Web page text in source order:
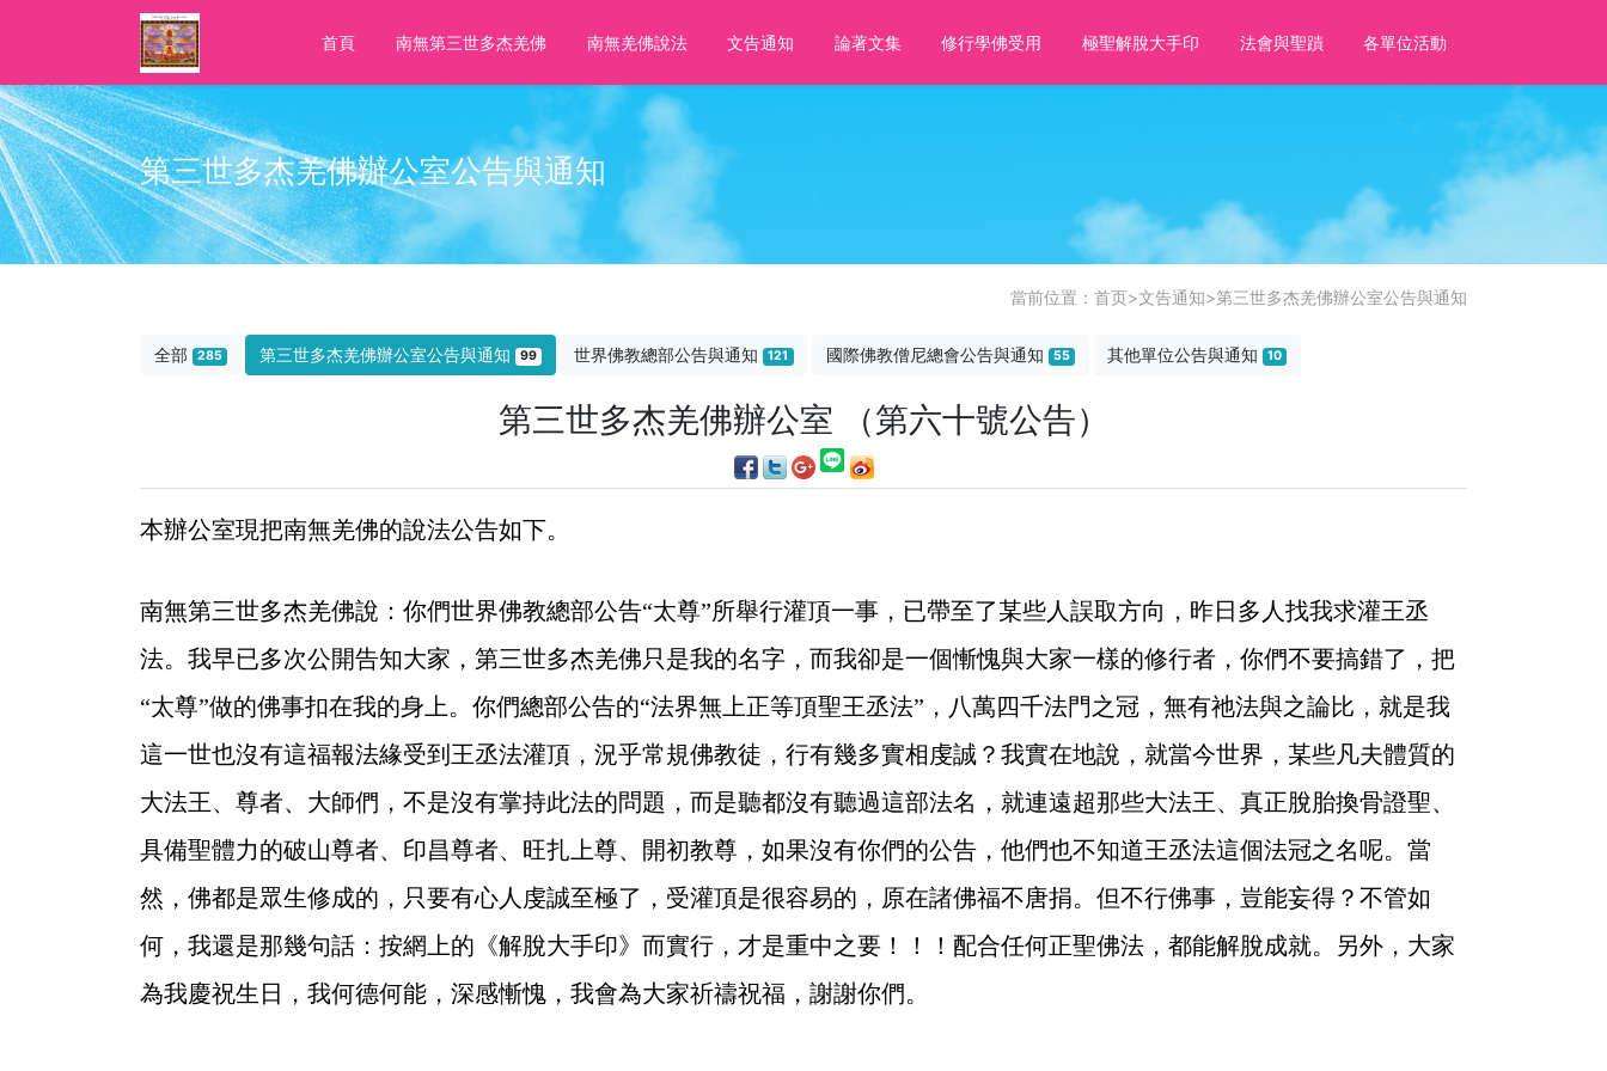
首頁 南無第三世多杰羌佛 南無羌佛說法 文告通知 論著文集 修行學佛受用 極聖解脫大手印 法會與聖蹟 各單位活動
第三世多杰羌佛辦公室公告與通知
當前位置： 首页>文告通知>第三世多杰羌佛辦公室公告與通知
全部 285 第三世多杰羌佛辦公室公告與通知 99 世界佛教總部公告與通知 121 國際佛教僧尼總會公告與通知 55 其他單位公告與通知 10
第三世多杰羌佛辦公室 （第六十號公告）
本辦公室現把南無羌佛的說法公告如下。
南無第三世多杰羌佛說：你們世界佛教總部公告“太尊”所舉行灌頂一事，已帶至了某些人誤取方向，昨日多人找我求灌王丞
法。我早已多次公開告知大家，第三世多杰羌佛只是我的名字，而我卻是一個慚愧與大家一樣的修行者，你們不要搞錯了，把
“太尊”做的佛事扣在我的身上。你們總部公告的“法界無上正等頂聖王丞法”，八萬四千法門之冠，無有祂法與之論比，就是我
這一世也沒有這福報法緣受到王丞法灌頂，況乎常規佛教徒，行有幾多實相虔誠？我實在地說，就當今世界，某些凡夫體質的
大法王、尊者、大師們，不是沒有掌持此法的問題，而是聽都沒有聽過這部法名，就連遠超那些大法王、真正脫胎換骨證聖、
具備聖體力的破山尊者、印昌尊者、旺扎上尊、開初教尊，如果沒有你們的公告，他們也不知道王丞法這個法冠之名呢。當
然，佛都是眾生修成的，只要有心人虔誠至極了，受灌頂是很容易的，原在諸佛福不唐捐。但不行佛事，豈能妄得？不管如
何，我還是那幾句話：按網上的《解脫大手印》而實行，才是重中之要！！！配合任何正聖佛法，都能解脫成就。另外，大家
為我慶祝生日，我何德何能，深感慚愧，我會為大家祈禱祝福，謝謝你們。